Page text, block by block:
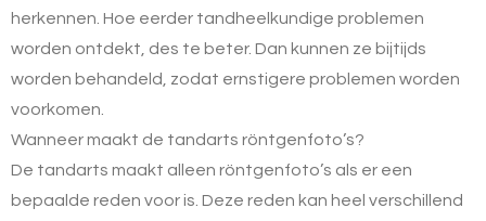
herkennen. Hoe eerder tandheelkundige problemen
worden ontdekt, des te beter. Dan kunnen ze bijtijds
worden behandeld, zodat ernstigere problemen worden
voorkomen.
Wanneer maakt de tandarts röntgenfoto’s?
De tandarts maakt alleen röntgenfoto’s als er een
bepaalde reden voor is. Deze reden kan heel verschillend